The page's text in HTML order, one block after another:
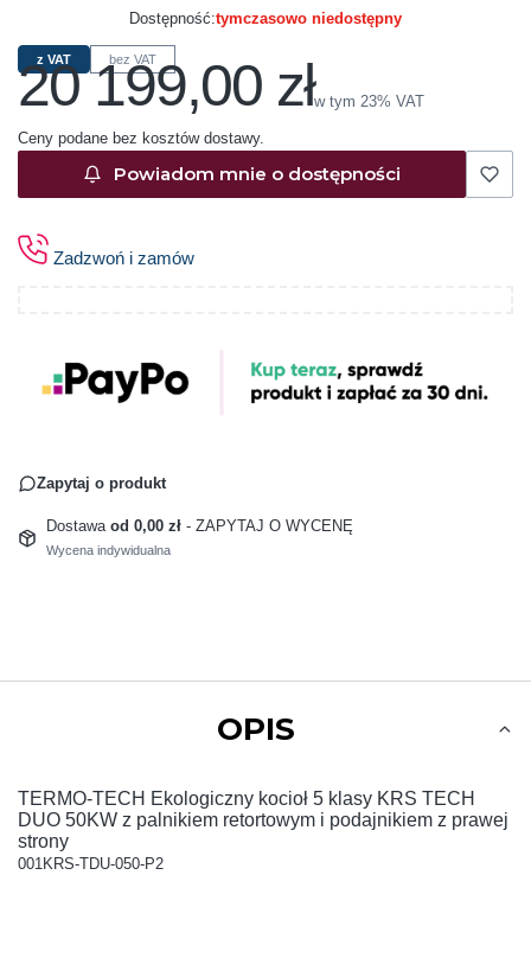
Dostępność:tymczasowo niedostępny
z VAT bez VAT
Cena
20 199,00 złw tym 23% VAT
w tym 23% VAT
Ceny podane bez kosztów dostawy.
Powiadom mnie o dostępności
Zadzwoń i zamów
Zapytaj o produkt
Dostawa od 0,00 zł - ZAPYTAJ O WYCENĘ
Wycena indywidualna
OPIS
TERMO-TECH Ekologiczny kocioł 5 klasy KRS TECH
DUO 50KW z palnikiem retortowym i podajnikiem z prawej
strony
001KRS-TDU-050-P2